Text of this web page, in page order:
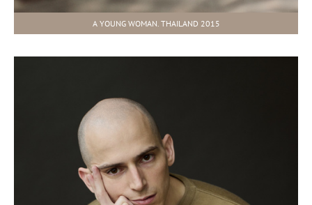
A YOUNG WOMAN. THAILAND 2015